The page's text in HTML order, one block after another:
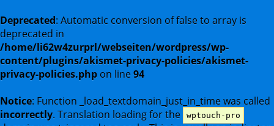
Deprecated: Automatic conversion of false to array is
deprecated in
/home/li62w4zurprl/webseiten/wordpress/wp-
content/plugins/akismet-privacy-policies/akismet-
privacy-policies.php on line94
Notice: Function _load_textdomain_just_in_time was called
incorrectly. Translation loading for the wptouch-pro